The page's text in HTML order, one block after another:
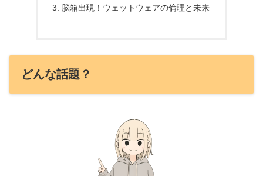
脳箱出現！ウェットウェアの倫理と未来
どんな話題？